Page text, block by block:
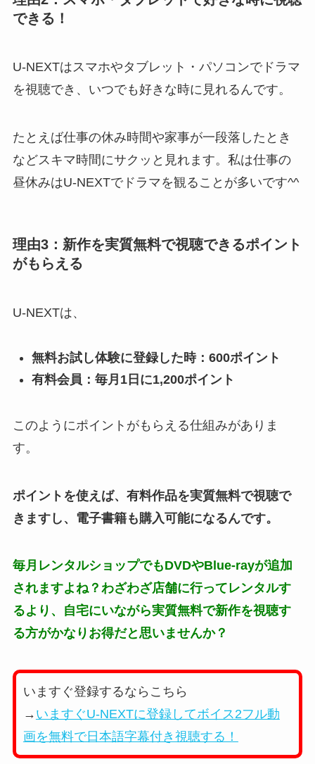
できる！
U-NEXTはスマホやタブレット・パソコンでドラマ
を視聴でき、いつでも好きな時に見れるんです。
たとえば仕事の休み時間や家事が一段落したとき
などスキマ時間にサクッと見れます。私は仕事の
昼休みはU-NEXTでドラマを観ることが多いです^^
理由3：新作を実質無料で視聴できるポイント
がもらえる
U-NEXTは、
無料お試し体験に登録した時：600ポイント
有料会員：毎月1日に1,200ポイント
このようにポイントがもらえる仕組みがありま
す。
ポイントを使えば、有料作品を実質無料で視聴で
きますし、電子書籍も購入可能になるんです。
毎月レンタルショップでもDVDやBlue-rayが追加
されますよね？わざわざ店舗に行ってレンタルす
るより、自宅にいながら実質無料で新作を視聴す
る方がかなりお得だと思いませんか？
いますぐ登録するならこちら
→ いますぐU-NEXTに登録してボイス2フル動
画を無料で日本語字幕付き視聴する！